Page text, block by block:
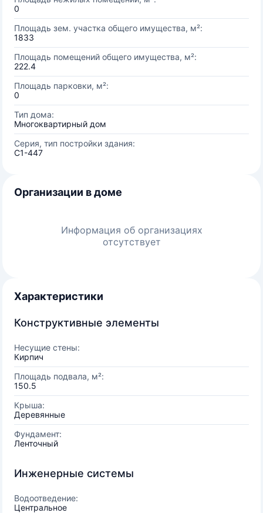
0
Площадь зем. участка общего имущества, м²:
1833
Площадь помещений общего имущества, м²:
222.4
Площадь парковки, м²:
0
Тип дома:
Многоквартирный дом
Серия, тип постройки здания:
С1-447
Организации в доме
Информация об организациях
отсутствует
Характеристики
Конструктивные элементы
Несущие стены:
Кирпич
Площадь подвала, м²:
150.5
Крыша:
Деревянные
Фундамент:
Ленточный
Инженерные системы
Водоотведение:
Центральное